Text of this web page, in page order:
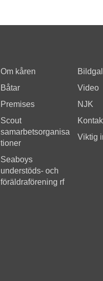
Om kåren
Båtar
Premises
Scout
samarbetsorganisa
tioner
Seaboys
understöds- och
föräldraförening rf
Video
NJK
Viktig